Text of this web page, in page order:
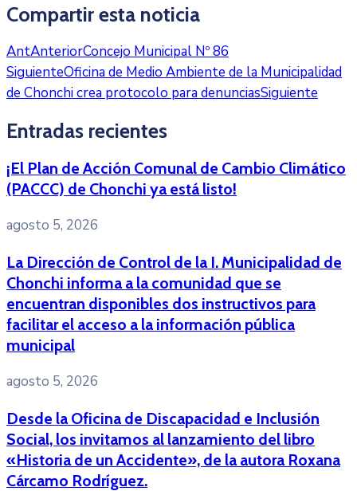
Compartir esta noticia
AntAnteriorConcejo Municipal Nº 86
SiguienteOficina de Medio Ambiente de la Municipalidad
de Chonchi crea protocolo para denunciasSiguiente
Entradas recientes
¡El Plan de Acción Comunal de Cambio Climático
(PACCC) de Chonchi ya está listo!
agosto 5, 2026
La Dirección de Control de la I. Municipalidad de
Chonchi informa a la comunidad que se
encuentran disponibles dos instructivos para
facilitar el acceso a la información pública
municipal
agosto 5, 2026
Desde la Oficina de Discapacidad e Inclusión
Social, los invitamos al lanzamiento del libro
«Historia de un Accidente», de la autora Roxana
Cárcamo Rodríguez.